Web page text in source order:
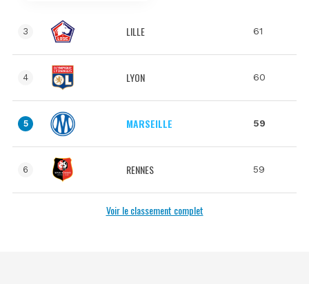
3 LILLE 61
4 LYON 60
5 MARSEILLE 59
6 RENNES 59
Voir le classement complet